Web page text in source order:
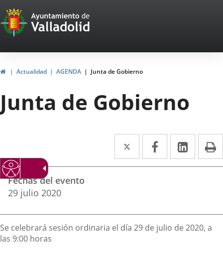
Portal
Web
del
Ayuntamiento
de
Valladolid
InicioActualidad AGENDA Junta de Gobierno
Junta de Gobierno
Twitter
Enlace
a
externa.
Facebook
Enlace
a
externa.
Enlace
a
Datos
del
evento
Fechas del evento
29 julio 2020
Descripción
Se celebrará sesión ordinaria el día 29 de julio de 2020, a
las 9:00 horas